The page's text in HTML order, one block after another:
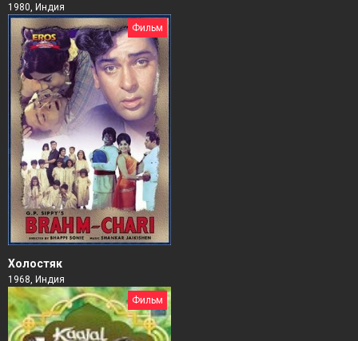
1980, Индия
Фильм
Холостяк
1968, Индия
Фильм